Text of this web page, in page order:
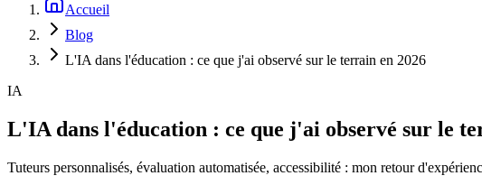
Accueil
Blog
L'IA dans l'éducation : ce que j'ai observé sur le terrain en 2026
IA
L'IA dans l'éducation : ce que j'ai observé sur le
Tuteurs personnalisés, évaluation automatisée, accessibilité : mon retour